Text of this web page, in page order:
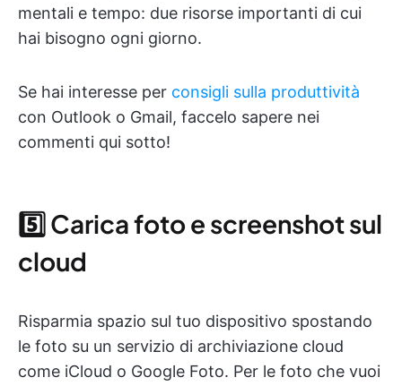
mentali e tempo: due risorse importanti di cui
hai bisogno ogni giorno.
Se hai interesse per consigli sulla produttività
con Outlook o Gmail, faccelo sapere nei
commenti qui sotto!
5️⃣ Carica foto e screenshot sul
cloud
Risparmia spazio sul tuo dispositivo spostando
le foto su un servizio di archiviazione cloud
come iCloud o Google Foto. Per le foto che vuoi